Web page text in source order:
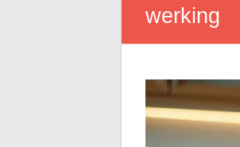
werking